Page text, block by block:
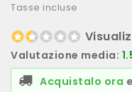
Tasse incluse
Valutazione media:
Acquistalo ora